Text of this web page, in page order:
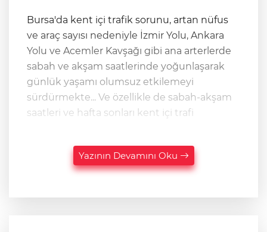
Bursa'da kent içi trafik sorunu, artan nüfus
ve araç sayısı nedeniyle İzmir Yolu, Ankara
Yolu ve Acemler Kavşağı gibi ana arterlerde
sabah ve akşam saatlerinde yoğunlaşarak
günlük yaşamı olumsuz etkilemeyi
sürdürmekte... Ve özellikle de sabah-akşam
saatleri ve hafta sonları kent içi trafi
Yazının Devamını Oku